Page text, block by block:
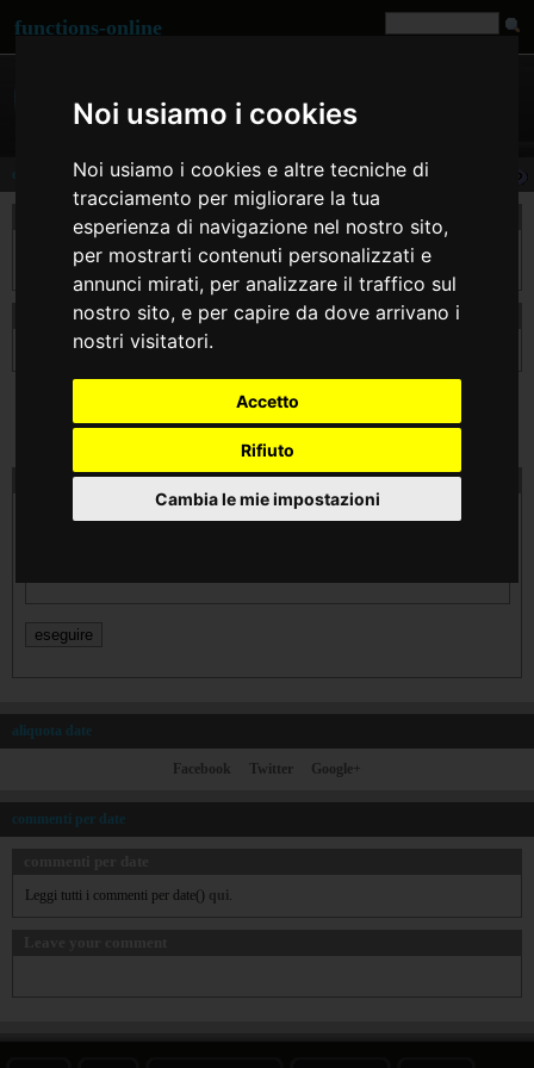
Noi usiamo i cookies
Noi usiamo i cookies e altre tecniche di
tracciamento per migliorare la tua
esperienza di navigazione nel nostro sito,
per mostrarti contenuti personalizzati e
annunci mirati, per analizzare il traffico sul
nostro sito, e per capire da dove arrivano i
nostri visitatori.
Accetto
Rifiuto
Cambia le mie impostazioni
functions-online
date
Restituisce una stringa formattata in accordo con il formato della stringa usato nell'
intero $timestamp o nell'attuale orario locale se $timestamp non è assegnato.
dichiarazione di date
date( string $format [, int $timestamp ] )
prova date on line
aliquota date
Facebook Twitter Google+
commenti per date
Leggi tutti i commenti per date() qui.